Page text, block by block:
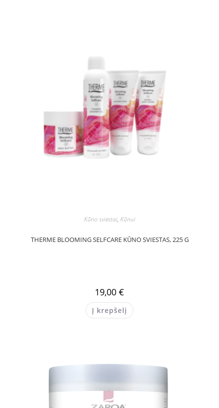
Kūno sviestai, Kūnui
THERME BLOOMING SELFCARE KŪNO SVIESTAS, 225 G
19,00 €
Į krepšelį